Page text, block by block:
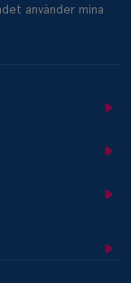
använder mina